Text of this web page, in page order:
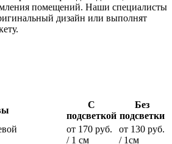
помещений. Наши специалисты
дизайн или выполнят
С
подсветкой
Без
подсветки
от 170 руб.
/ 1 см
от 130 руб.
/ 1см